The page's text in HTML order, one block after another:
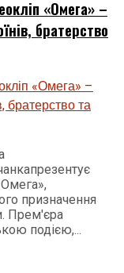
«Омега» –
братерство
призначення
Прем'єра
подією,...